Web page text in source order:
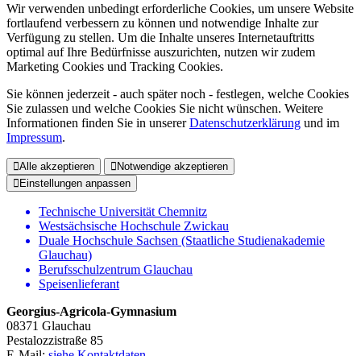
Wir verwenden unbedingt erforderliche Cookies, um unsere Website
fortlaufend verbessern zu können und notwendige Inhalte zur
Verfügung zu stellen. Um die Inhalte unseres Internetauftritts
optimal auf Ihre Bedürfnisse auszurichten, nutzen wir zudem
Marketing Cookies und Tracking Cookies.
Sie können jederzeit - auch später noch - festlegen, welche Cookies
Sie zulassen und welche Cookies Sie nicht wünschen. Weitere
Informationen finden Sie in unsererDatenschutzerklärung und im
Impressum.
Alle akzeptieren
Notwendige akzeptieren
Einstellungen anpassen
Technische Universität Chemnitz
Westsächsische Hochschule Zwickau
Duale Hochschule Sachsen (Staatliche Studienakademie
Glauchau)
Berufsschulzentrum Glauchau
Speisenlieferant
Georgius-Agricola-Gymnasium
08371 Glauchau
Pestalozzistraße 85